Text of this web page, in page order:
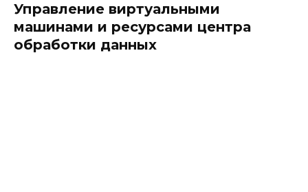
Управление виртуальными
машинами и ресурсами центра
обработки данных